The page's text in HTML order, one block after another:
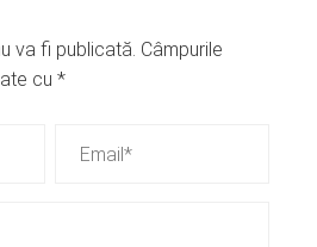
va fi publicată. Câmpurile
cu *